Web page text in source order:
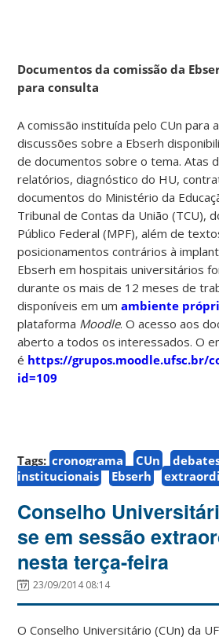
Documentos da comissão da
para consulta
A comissão instituída pelo CUn para
discussões sobre a Ebserh
de documentos sobre o tema. Atas
relatórios, diagnóstico do HU,
documentos do Ministério da
Tribunal de Contas da União (TCU),
Público Federal (MPF), além de
posicionamentos contrários à
Ebserh em hospitais universitários
durante os mais de 12 meses de
disponíveis em umambiente
plataforma Moodle. O acesso aos
aberto a todos os interessados. O
é https://grupos.moodle.ufsc.br/
id=109
Tags: cronograma CUn
institucionais
Ebserh
Conselho
se em sessão
nesta terça-feira
23/09/2014 08:14
O Conselho Universitário (CUn) da